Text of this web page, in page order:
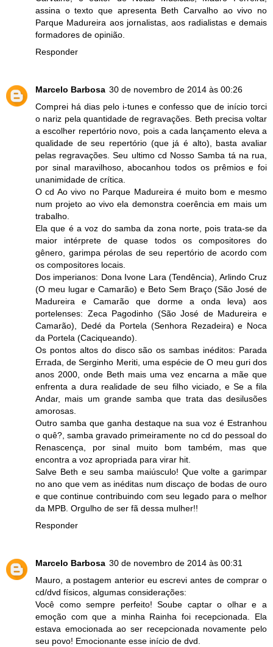
assina o texto que apresenta Beth Carvalho ao vivo no
Parque Madureira aos jornalistas, aos radialistas e demais
formadores de opinião.
Responder
Marcelo Barbosa 30 de novembro de 2014 às 00:26
Comprei há dias pelo i-tunes e confesso que de início torci
o nariz pela quantidade de regravações. Beth precisa voltar
a escolher repertório novo, pois a cada lançamento eleva a
qualidade de seu repertório (que já é alto), basta avaliar
pelas regravações. Seu ultimo cd Nosso Samba tá na rua,
por sinal maravilhoso, abocanhou todos os prêmios e foi
unanimidade de crítica.
O cd Ao vivo no Parque Madureira é muito bom e mesmo
num projeto ao vivo ela demonstra coerência em mais um
trabalho.
Ela que é a voz do samba da zona norte, pois trata-se da
maior intérprete de quase todos os compositores do
gênero, garimpa pérolas de seu repertório de acordo com
os compositores locais.
Dos imperianos: Dona Ivone Lara (Tendência), Arlindo Cruz
(O meu lugar e Camarão) e Beto Sem Braço (São José de
Madureira e Camarão que dorme a onda leva) aos
portelenses: Zeca Pagodinho (São José de Madureira e
Camarão), Dedé da Portela (Senhora Rezadeira) e Noca
da Portela (Caciqueando).
Os pontos altos do disco são os sambas inéditos: Parada
Errada, de Serginho Meriti, uma espécie de O meu guri dos
anos 2000, onde Beth mais uma vez encarna a mãe que
enfrenta a dura realidade de seu filho viciado, e Se a fila
Andar, mais um grande samba que trata das desilusões
amorosas.
Outro samba que ganha destaque na sua voz é Estranhou
o quê?, samba gravado primeiramente no cd do pessoal do
Renascença, por sinal muito bom também, mas que
encontra a voz apropriada para virar hit.
Salve Beth e seu samba maiúsculo! Que volte a garimpar
no ano que vem as inéditas num discaço de bodas de ouro
e que continue contribuindo com seu legado para o melhor
da MPB. Orgulho de ser fã dessa mulher!!
Responder
Marcelo Barbosa 30 de novembro de 2014 às 00:31
Mauro, a postagem anterior eu escrevi antes de comprar o
cd/dvd físicos, algumas considerações:
Você como sempre perfeito! Soube captar o olhar e a
emoção com que a minha Rainha foi recepcionada. Ela
estava emocionada ao ser recepcionada novamente pelo
seu povo! Emocionante esse início de dvd.